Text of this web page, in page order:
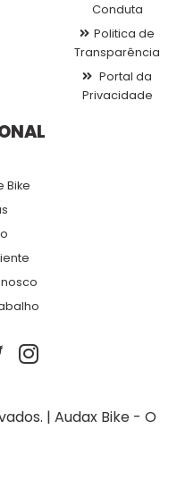
Conduta
Politica de
Transparência
Portal da
Privacidade
Bike
| Audax Bike - O